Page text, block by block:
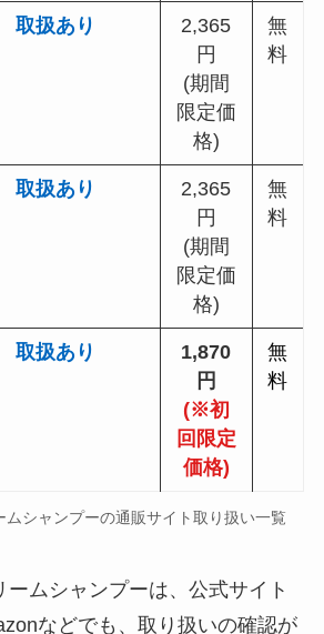
取扱あり
2,365
円
(期間
限定価
格)
無
料
取扱あり
2,365
円
(期間
限定価
格)
無
料
取扱あり
1,870
円
(※初
回限定
価格)
無
料
ムシャンプーの通販サイト取り扱い一覧
ームシャンプーは、公式サイト
などでも、取り扱いの確認が